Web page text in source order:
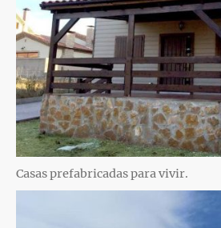
Casas prefabricadas para vivir.